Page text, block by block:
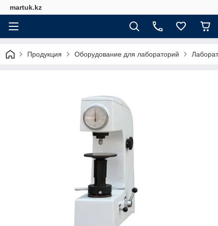
martuk.kz
Продукция Оборудование для лабораторий